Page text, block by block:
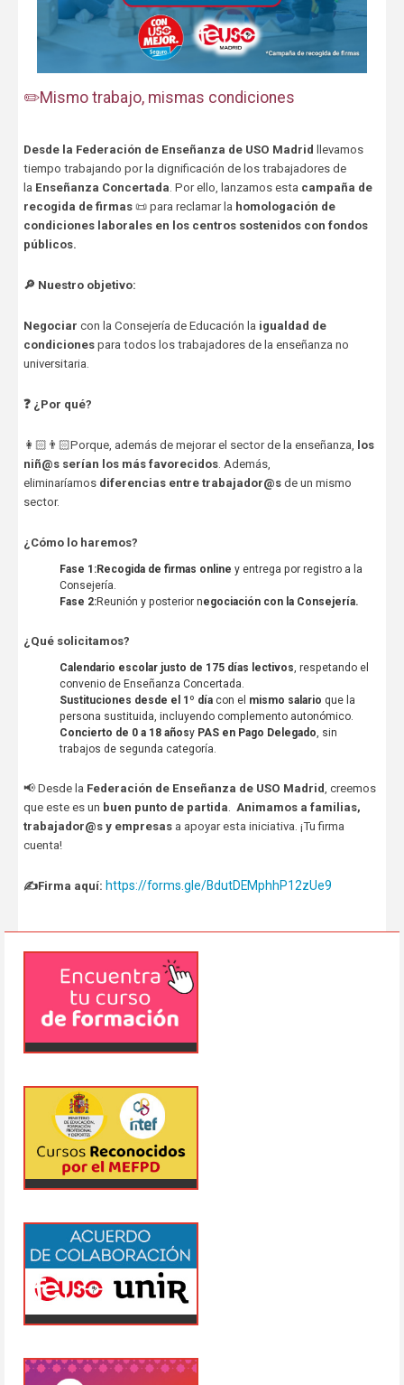
✏️Mismo trabajo, mismas condiciones
Desde la Federación de Enseñanza de USO Madrid
llevamos
tiempo trabajando por la dignificación de los trabajadores de
la Enseñanza Concertada . Por ello, lanzamos esta campaña de
recogida de firmas📜 para reclamar la homologación de
condiciones laborales en los centros sostenidos con fondos
públicos.
🔎 Nuestro objetivo:
Negociar con la Consejería de Educación la igualdad de
condicionespara todos los trabajadores de la enseñanza no
universitaria.
❓ ¿Por qué?
👩🏻👨🏻Porque, además de mejorar el sector de la enseñanza,
los
niñ@s serían los más favorecidos. Además,
eliminaríamos diferencias entre trabajador@sde un mismo
sector.
¿Cómo lo haremos?
Fase 1:Recogida de firmas online y entrega por registro a la
Consejería.
Fase 2:Reunión y posterior negociación con la Consejería.
¿Qué solicitamos?
Calendario escolar justo de 175 días lectivos, respetando el
convenio de Enseñanza Concertada.
Sustituciones desde el 1º día con el mismo salario que la
persona sustituida, incluyendo complemento autonómico.
Concierto de 0 a 18 añosy PAS en Pago Delegado, sin
trabajos de segunda categoría.
📢 Desde la Federación de Enseñanza de USO Madrid , creemos
que este es un buen punto de partida
Animamos a familias,
trabajador@s y empresasa apoyar esta iniciativa. ¡Tu firma
cuenta!
✍️Firma aquí: https://forms.gle/BdutDEMphhP12zUe9